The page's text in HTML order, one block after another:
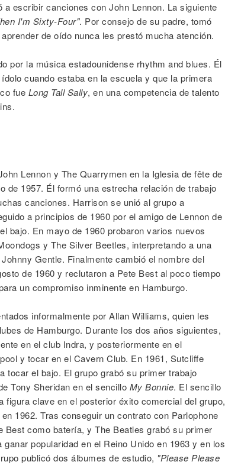
escribir canciones con John Lennon. La siguiente
I'm Sixty-Four". Por consejo de su padre, tomó
de oído nunca les prestó mucha atención.
por la música estadounidense rhythm and blues. Él
cuando estaba en la escuela y que la primera
fue Long Tall Sally, en una competencia de talento
Lennon y The Quarrymen en la Iglesia de fête de
de 1957. Él formó una estrecha relación de trabajo
canciones. Harrison se unió al grupo a
a principios de 1960 por el amigo de Lennon de
bajo. En mayo de 1960 probaron varios nuevos
y The Silver Beetles, interpretando a una
Gentle. Finalmente cambió el nombre del
de 1960 y reclutaron a Pete Best al poco tiempo
un compromiso inminente en Hamburgo.
informalmente por Allan Williams, quien les
de Hamburgo. Durante los dos años siguientes,
en el club Indra, y posteriormente en el
y tocar en el Cavern Club. En 1961, Sutcliffe
tocar el bajo. El grupo grabó su primer trabajo
Tony Sheridan en el sencillo My Bonnie. El sencillo
figura clave en el posterior éxito comercial del grupo,
1962. Tras conseguir un contrato con Parlophone
Best como batería, y The Beatles grabó su primer
ganar popularidad en el Reino Unido en 1963 y en los
publicó dos álbumes de estudio, "Please Please